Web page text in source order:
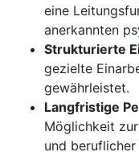
eine
anerkannten
Strukturierte
gezielte
gewährleistet.
Langfristige
Möglichkeit
und